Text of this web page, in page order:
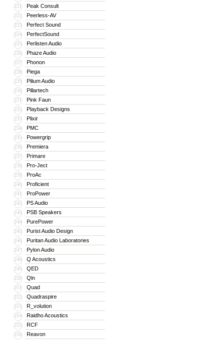
221 Peak Consult
222 Peerless-AV
223 Perfect Sound
224 PerfectSound
225 Perlisten Audio
226 Phaze Audio
227 Phonon
228 Piega
229 Pilium Audio
230 Pillartech
231 Pink Faun
232 Playback Designs
233 Plixir
234 PMC
235 Powergrip
236 Premiera
237 Primare
238 Pro-Ject
239 ProAc
240 Proficient
241 ProPower
242 PS Audio
243 PSB Speakers
244 PurePower
245 Purist Audio Design
246 Puritan Audio Laboratories
247 Pylon Audio
248 Q Acoustics
249 QED
250 Qln
251 Quad
252 Quadraspire
253 R_volution
254 Raidho Acoustics
255 RCF
256 Reavon